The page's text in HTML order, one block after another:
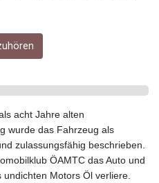
GMD 84.980421
GNF 10145.090599
GYD 241.849406
HNL 31.077375
HRK 7.536622
HTG 151.150865
HUF 363.096405
IDR 20580.370421
acht Jahre alten
wurde das Fahrzeug als
zulassungsfähig beschrieben.
ÖAMTC das Auto und
Motors Öl verliere.